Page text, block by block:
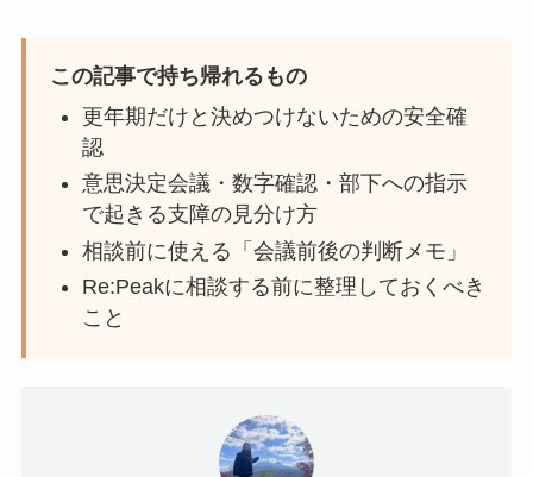
この記事で持ち帰れるもの
更年期だけと決めつけないための安全確
認
意思決定会議・数字確認・部下への指示
で起きる支障の見分け方
相談前に使える「会議前後の判断メモ」
Re:Peakに相談する前に整理しておくべき
こと